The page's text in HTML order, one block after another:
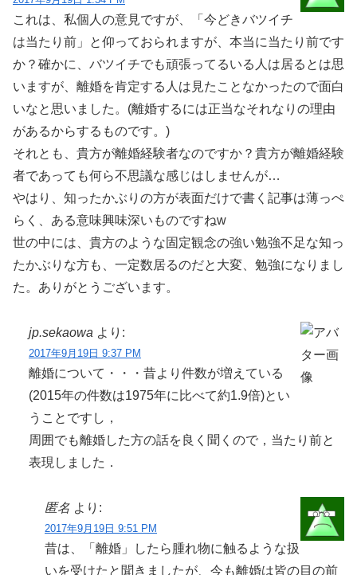
これは、私個人の意見ですが、「今どきバツイチ
は当たり前」と仰っておられますが、本当に当たり前です
か？確かに、バツイチでも頑張ってるいる人は居るとは思
いますが、離婚を肯定する人は見たことなかったので面白
いなと思いました。(離婚するには正当なそれなりの理由
があるからするものです。)
それとも、貴方が離婚経験者なのですか？貴方が離婚経験
者であっても何ら不思議な感じはしませんが…
やはり、知ったかぶりの方が表面だけで書く記事は薄っぺ
らく、ある意味興味深いものですねw
世の中には、貴方のような固定観念の強い勉強不足な知っ
たかぶりな方も、一定数居るのだと大変、勉強になりまし
た。ありがとうございます。
jp.sekaowa より:
2017年9月19日 9:37 PM
離婚について・・・昔より件数が増えている
(2015年の件数は1975年に比べて約1.9倍)とい
うことですし，
周囲でも離婚した方の話を良く聞くので，当たり前と
表現しました．
匿名 より:
2017年9月19日 9:51 PM
昔は、「離婚」したら腫れ物に触るような扱
いを受けたと聞きましたが、今も離婚は皆の目の前